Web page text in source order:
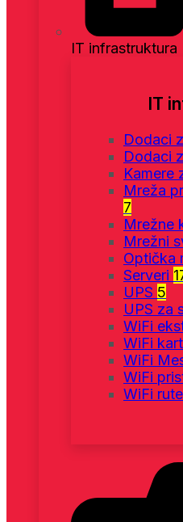
IT infrastruktura
IT
Dodaci
Dodaci
Kamere
Mreža
7
Mrežne
Mrežni
Optička
Serveri
UPS 5
UPS za
WiFi
WiFi
WiFi
WiFi
WiFi